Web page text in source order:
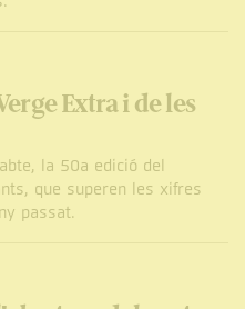
Extra i de les
la 50a edició del
que superen les xifres
passat.